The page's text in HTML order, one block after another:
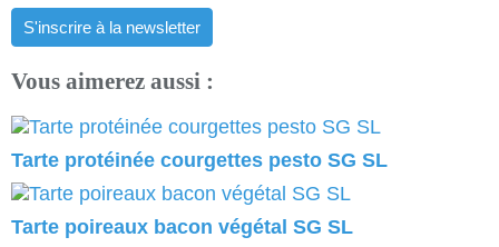
S'inscrire à la newsletter
Vous aimerez aussi :
Tarte protéinée courgettes pesto SG SL
Tarte poireaux bacon végétal SG SL